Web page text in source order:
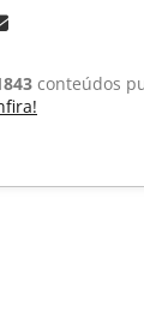
conteúdos